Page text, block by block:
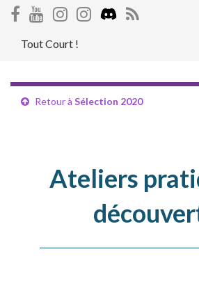
Tout Court !
Retour à Sélection 2020
Ateliers